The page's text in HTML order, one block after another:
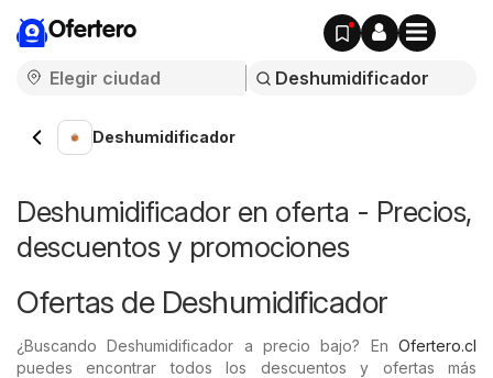
Ofertero
Deshumidificador
Deshumidificador en oferta - Precios,
descuentos y promociones
Ofertas de Deshumidificador
¿Buscando Deshumidificador a precio bajo? En Ofertero.cl
puedes encontrar todos los descuentos y ofertas más